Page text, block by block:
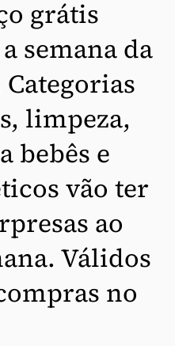
grátis
semana da
limpeza,
bebês e
vão ter
ao
Válidos
no